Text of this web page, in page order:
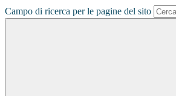
Campo di ricerca per le pagine del sito